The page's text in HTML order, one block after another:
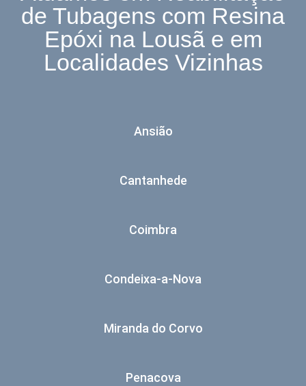
de Tubagens com Resina
Epóxi na Lousã e em
Localidades Vizinhas
Ansião
Cantanhede
Coimbra
Condeixa-a-Nova
Miranda do Corvo
Penacova